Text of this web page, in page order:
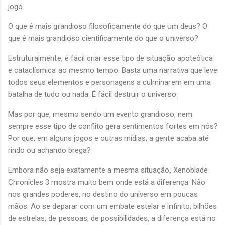
jogo.
O que é mais grandioso filosoficamente do que um deus? O
que é mais grandioso cientificamente do que o universo?
Estruturalmente, é fácil criar esse tipo de situação apoteótica
e cataclísmica ao mesmo tempo. Basta uma narrativa que leve
todos seus elementos e personagens a culminarem em uma
batalha de tudo ou nada. É fácil destruir o universo.
Mas por que, mesmo sendo um evento grandioso, nem
sempre esse tipo de conflito gera sentimentos fortes em nós?
Por que, em alguns jogos e outras mídias, a gente acaba até
rindo ou achando brega?
Embora não seja exatamente a mesma situação, Xenoblade
Chronicles 3 mostra muito bem onde está a diferença. Não
nos grandes poderes, no destino do universo em poucas
mãos. Ao se deparar com um embate estelar e infinito, bilhões
de estrelas, de pessoas, de possibilidades, a diferença está no